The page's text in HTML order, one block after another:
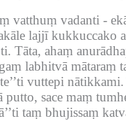
vatthuṃ vadanti -
lajjī kukkuccako
Tāta, ahaṃ
labhitvā
vuttepi nātikkami.
putto, sace maṃ
taṃ bhujissaṃ